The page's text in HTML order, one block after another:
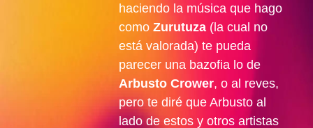
haciendo la música que hago
como Zurutuza(la cual no
está valorada) te pueda
parecer una bazofia lo de
Arbusto Crower, o al reves,
pero te diré que Arbusto al
lado de estos y otros artistas